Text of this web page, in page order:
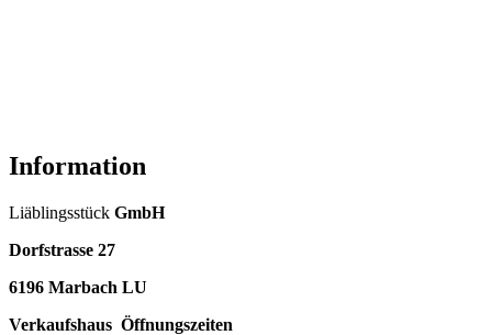
Information
Liäblingsstück GmbH
Dorfstrasse 27
6196 Marbach LU
Verkaufshaus Öffnungszeiten